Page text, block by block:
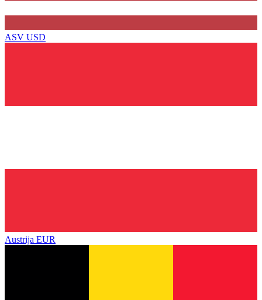
ASV USD
Austrija EUR